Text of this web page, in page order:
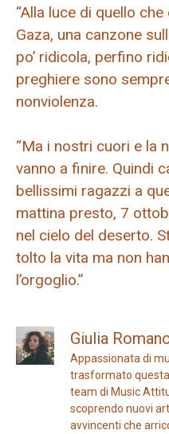
“Alla luce di quello
Gaza, una canzone
po’ ridicola, perfino
preghiere sono
nonviolenza.
“Ma i nostri cuori e la
vanno a finire. Quindi
bellissimi ragazzi a
mattina presto, 7
nel cielo del deserto.
tolto la vita ma non
l’orgoglio.”
Giulia
Appassionata di
trasformato questa
team di Music
scoprendo nuovi
avvincenti che